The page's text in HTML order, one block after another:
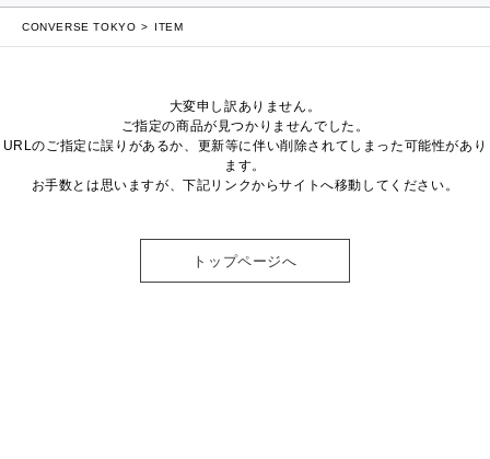
CONVERSE TOKYO ITEM
大変申し訳ありません。
ご指定の商品が見つかりませんでした。
URLのご指定に誤りがあるか、更新等に伴い削除されてしまった可能性があり
ます。
お手数とは思いますが、下記リンクからサイトへ移動してください。
トップページへ